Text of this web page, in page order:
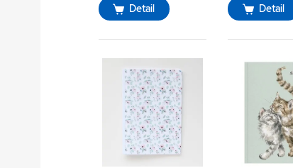
Detail Detail